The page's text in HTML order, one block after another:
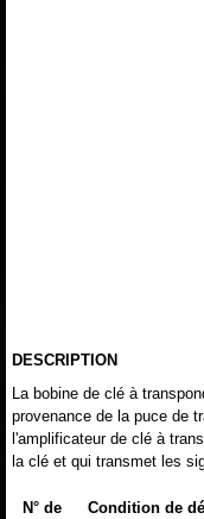
DESCRIPTION
La bobine de clé à
provenance de la puce de
l'amplificateur de clé à
la clé et qui transmet les
N° de
Condition de